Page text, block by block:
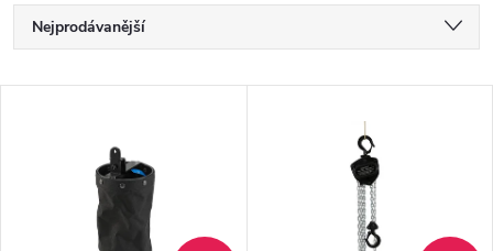
Ř
a
Nejprodávanější